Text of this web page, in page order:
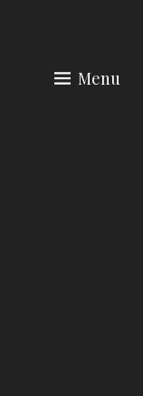
Menu